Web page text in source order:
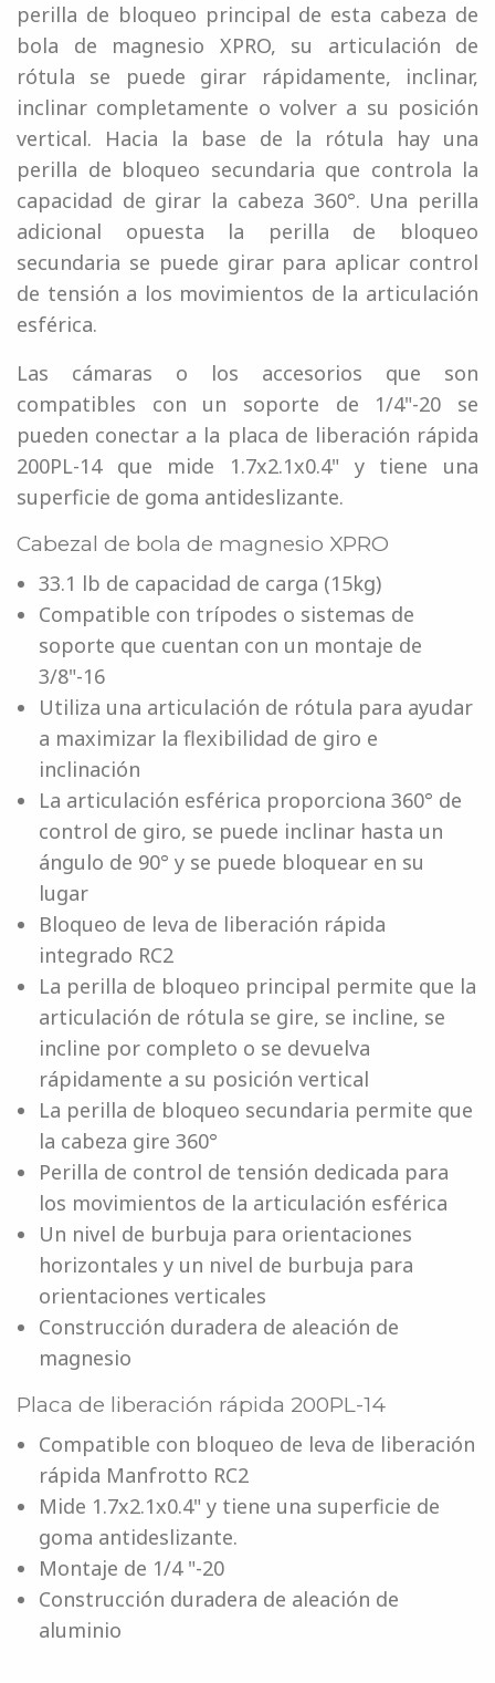
perilla de bloqueo principal de esta cabeza de
bola de magnesio XPRO, su articulación de
rótula se puede girar rápidamente, inclinar,
inclinar completamente o volver a su posición
vertical. Hacia la base de la rótula hay una
perilla de bloqueo secundaria que controla la
capacidad de girar la cabeza 360°. Una perilla
adicional opuesta la perilla de bloqueo
secundaria se puede girar para aplicar control
de tensión a los movimientos de la articulación
esférica.
Las cámaras o los accesorios que son
compatibles con un soporte de 1/4"-20 se
pueden conectar a la placa de liberación rápida
200PL-14 que mide 1.7x2.1x0.4" y tiene una
superficie de goma antideslizante.
Cabezal de bola de magnesio XPRO
33.1 lb de capacidad de carga (15kg)
Compatible con trípodes o sistemas de
soporte que cuentan con un montaje de
3/8"-16
Utiliza una articulación de rótula para ayudar
a maximizar la flexibilidad de giro e
inclinación
La articulación esférica proporciona 360° de
control de giro, se puede inclinar hasta un
ángulo de 90° y se puede bloquear en su
lugar
Bloqueo de leva de liberación rápida
integrado RC2
La perilla de bloqueo principal permite que la
articulación de rótula se gire, se incline, se
incline por completo o se devuelva
rápidamente a su posición vertical
La perilla de bloqueo secundaria permite que
la cabeza gire 360​​°
Perilla de control de tensión dedicada para
los movimientos de la articulación esférica
Un nivel de burbuja para orientaciones
horizontales y un nivel de burbuja para
orientaciones verticales
Construcción duradera de aleación de
magnesio
Placa de liberación rápida 200PL-14
Compatible con bloqueo de leva de liberación
rápida Manfrotto RC2
Mide 1.7x2.1x0.4" y tiene una superficie de
goma antideslizante.
Montaje de 1/4 "-20
Construcción duradera de aleación de
aluminio